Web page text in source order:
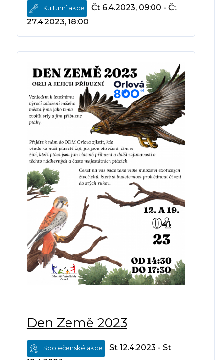
Kulturní akce
Čt 6.4.2023, 09:00 - Čt
27.4.2023, 18:00
Den Země 2023
Společenské akce
St 12.4.2023 - St